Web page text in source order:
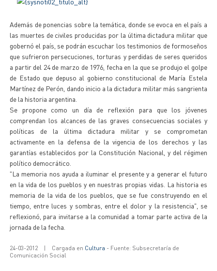
Además de ponencias sobre la temática, donde se evoca en el país a
las muertes de civiles producidas por la última dictadura militar que
gobernó el país, se podrán escuchar los testimonios de formoseños
que sufrieron persecuciones, torturas y perdidas de seres queridos
a partir del 24 de marzo de 1976, fecha en la que se produjo el golpe
de Estado que depuso al gobierno constitucional de María Estela
Martínez de Perón, dando inicio a la dictadura militar más sangrienta
de la historia argentina.
Se propone como un día de reflexión para que los jóvenes
comprendan los alcances de las graves consecuencias sociales y
políticas de la última dictadura militar y se comprometan
activamente en la defensa de la vigencia de los derechos y las
garantías establecidos por la Constitución Nacional, y del régimen
político democrático.
"La memoria nos ayuda a iluminar el presente y a generar el futuro
en la vida de los pueblos y en nuestras propias vidas. La historia es
memoria de la vida de los pueblos, que se fue construyendo en el
tiempo, entre luces y sombras, entre el dolor y la resistencia", se
reflexionó, para invitarse a la comunidad a tomar parte activa de la
jornada de la fecha.
24-03-2012 | Cargada en Cultura - Fuente: Subsecretaría de
Comunicación Social